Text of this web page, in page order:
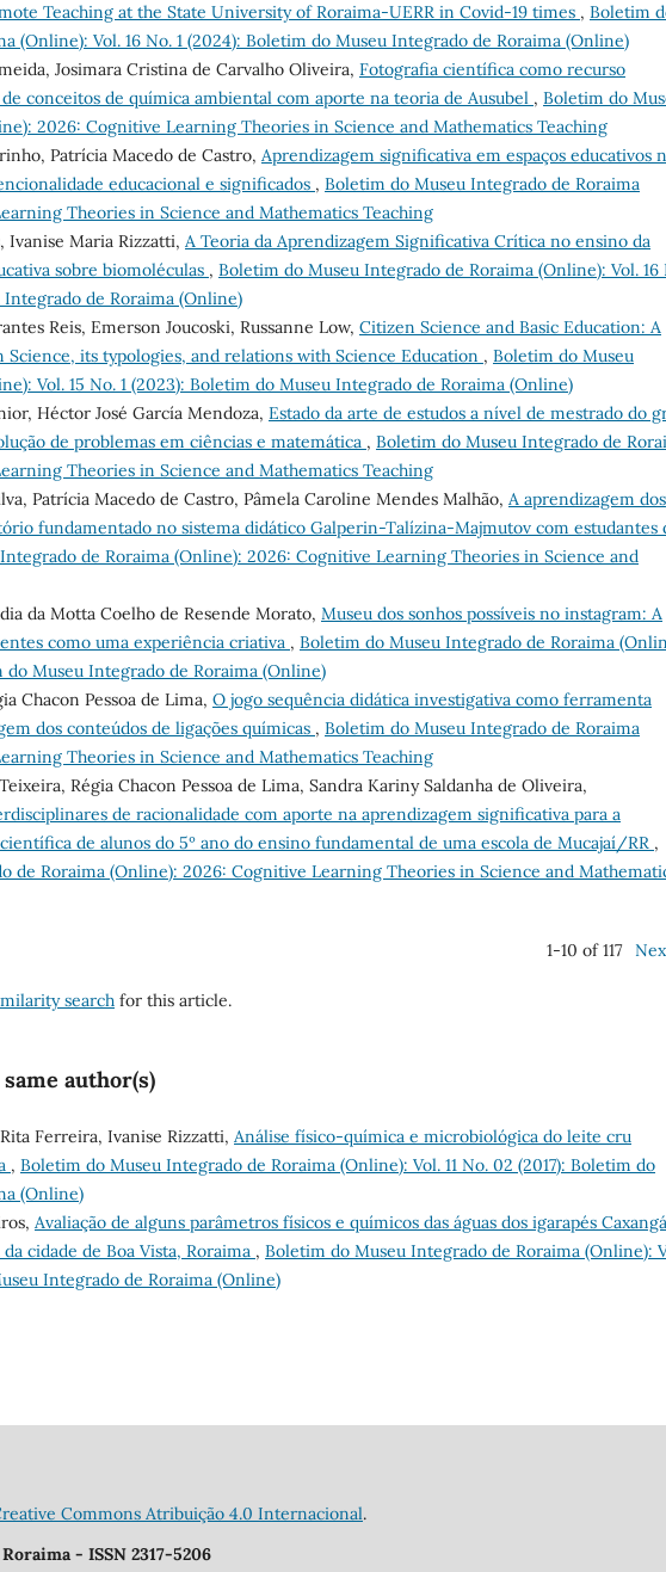
Teaching at the State University of Roraima-UERR in Covid-19 times , Boletim
(Online): Vol. 16 No. 1 (2024): Boletim do Museu Integrado de Roraima (Online)
Josimara Cristina de Carvalho Oliveira, Fotografia científica como recurso
conceitos de química ambiental com aporte na teoria de Ausubel , Boletim do
2026: Cognitive Learning Theories in Science and Mathematics Teaching
Patrícia Macedo de Castro, Aprendizagem significativa em espaços educativos
educacional e significados , Boletim do Museu Integrado de Roraima
Theories in Science and Mathematics Teaching
Ivanise Maria Rizzatti, A Teoria da Aprendizagem Significativa Crítica no ensino da
sobre biomoléculas , Boletim do Museu Integrado de Roraima (Online): Vol. 16
de Roraima (Online)
Reis, Emerson Joucoski, Russanne Low, Citizen Science and Basic Education: A
Science, its typologies, and relations with Science Education , Boletim do Museu
Vol. 15 No. 1 (2023): Boletim do Museu Integrado de Roraima (Online)
Héctor José García Mendoza, Estado da arte de estudos a nível de mestrado do
de problemas em ciências e matemática , Boletim do Museu Integrado de
Theories in Science and Mathematics Teaching
Patrícia Macedo de Castro, Pâmela Caroline Mendes Malhão, A aprendizagem dos
fundamentado no sistema didático Galperin-Talízina-Majmutov com estudantes
de Roraima (Online): 2026: Cognitive Learning Theories in Science and
da Motta Coelho de Resende Morato, Museu dos sonhos possíveis no instagram: A
como uma experiência criativa , Boletim do Museu Integrado de Roraima
do Museu Integrado de Roraima (Online)
Chacon Pessoa de Lima, O jogo sequência didática investigativa como ferramenta
dos conteúdos de ligações químicas , Boletim do Museu Integrado de Roraima
Theories in Science and Mathematics Teaching
Régia Chacon Pessoa de Lima, Sandra Kariny Saldanha de Oliveira,
de racionalidade com aporte na aprendizagem significativa para a
de alunos do 5º ano do ensino fundamental de uma escola de Mucajaí/RR ,
de Roraima (Online): 2026: Cognitive Learning Theories in Science and
1-10 of 117
search for this article.
author(s)
Ferreira, Ivanise Rizzatti, Análise físico-química e microbiológica do leite cru
, Boletim do Museu Integrado de Roraima (Online): Vol. 11 No. 02 (2017): Boletim do
(Online)
Avaliação de alguns parâmetros físicos e químicos das águas dos igarapés
cidade de Boa Vista, Roraima , Boletim do Museu Integrado de Roraima (Online):
Integrado de Roraima (Online)
Commons Atribuição 4.0 Internacional.
- ISSN 2317-5206